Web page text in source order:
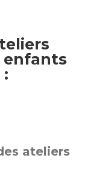
enfants
:
ateliers